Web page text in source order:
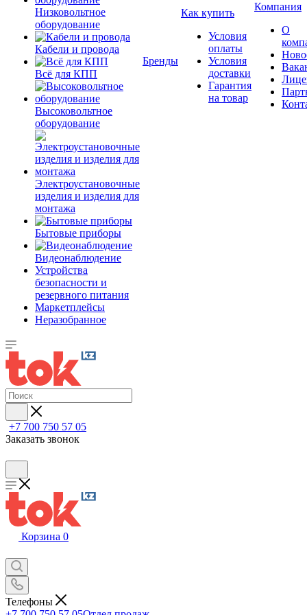
Низковольтное
оборудование
Кабели и провода
Всё для КПП
Высоковольтное
оборудование
Электроустановочные
изделия и изделия для
монтажа
Бытовые приборы
Видеонаблюдение
Устройства
безопасности и
резервного питания
Маркетплейсы
Неразобранное
Бренды
Как купить
Условия
оплаты
Условия
доставки
Гарантия
на товар
Компания
О
+7 700 750 57 05
Заказать звонок
Корзина 0
Телефоны